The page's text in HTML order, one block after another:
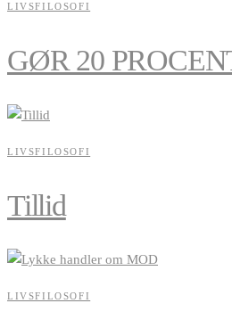
LIVSFILOSOFI
GØR 20
LIVSFILOSOFI
Tillid
LIVSFILOSOFI